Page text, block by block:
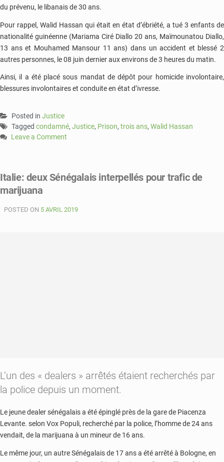
du prévenu, le libanais de 30 ans.
Pour rappel, Walid Hassan qui était en état d’ébriété, a tué 3 enfants de
nationalité guinéenne (Mariama Ciré Diallo 20 ans, Maïmounatou Diallo,
13 ans et Mouhamed Mansour 11 ans) dans un accident et blessé 2
autres personnes, le 08 juin dernier aux environs de 3 heures du matin.
Ainsi, il a été placé sous mandat de dépôt pour homicide involontaire,
blessures involontaires et conduite en état d’ivresse.
Posted in Justice
Tagged condamné, Justice, Prison, trois ans, Walid Hassan
Leave a Comment
l’accident
mortel
Almadiès:
Italie: deux Sénégalais interpellés pour trafic de
marijuana
POSTED ON 5 AVRIL 2019
L’un des « dealers » arrêtés étaient recherchés par
la police depuis un moment.
Le jeune dealer sénégalais a été épinglé près de la gare de Piacenza
Levante. selon Vox Populi, recherché par la police, l’homme de 24 ans
vendait, de la marijuana à un mineur de 16 ans.
Le même jour, un autre Sénégalais de 17 ans a été arrêté à Bologne, en